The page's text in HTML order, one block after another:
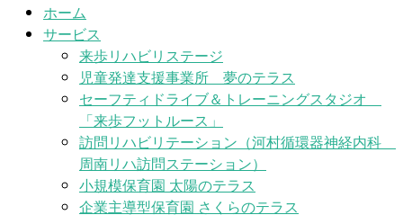
ホーム
サービス
来歩リハビリステージ
児童発達支援事業所 夢のテラス
セーフティドライブ＆トレーニングスタジオ
「来歩フットルース」
訪問リハビリテーション（河村循環器神経内科
周南リハ訪問ステーション）
小規模保育園 太陽のテラス
企業主導型保育園 さくらのテラス